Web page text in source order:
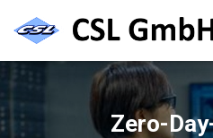
Zero-